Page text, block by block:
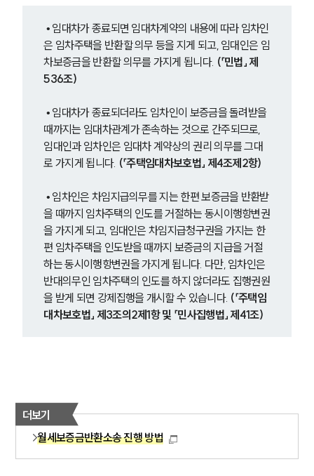
은 임차주택을 반환할 의무 등을 지게 되고, 임대인은 임
차보증금을 반환할 의무를 가지게 됩니다. (「민법」 제
536조)
때까지는 임대차관계가 존속하는 것으로 간주되므로,
임대인과 임차인은 임대차 계약상의 권리 의무를 그대
로 가지게 됩니다. (「주택임대차보호법」 제4조제2항)
을 때까지 임차주택의 인도를 거절하는 동시이행항변권
을 가지게 되고, 임대인은 차임지급청구권을 가지는 한
편 임차주택을 인도받을 때까지 보증금의 지급을 거절
하는 동시이행항변권을 가지게 됩니다. 다만, 임차인은
반대의무인 임차주택의 인도를 하지 않더라도 집행권원
을 받게 되면 강제집행을 개시할 수 있습니다. (「주택임
대차보호법」 제3조의2제1항 및 「민사집행법」 제41조)
더보기
월세보증금반환소송 진행 방법